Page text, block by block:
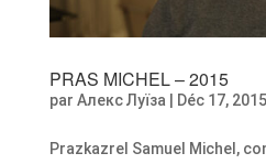
PRAS MICHEL – 2015
par Алекс Луїза Déc 17, 2015
Prazkazrel Samuel Michel,